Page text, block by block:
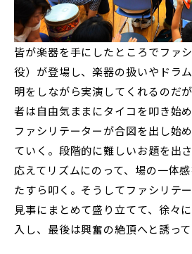
皆が楽器を手にしたところでファ
役）が登場し、楽器の扱いやドラ
明をしながら実演してくれるのだ
者は自由気ままにタイコを叩き始
ファシリテーターが合図を出し始
ていく。段階的に難しいお題を出
応えてリズムにのって、場の一体
たすら叩く。そうしてファシリテ
見事にまとめて盛り立てて、徐々
入し、最後は興奮の絶頂へと誘っ